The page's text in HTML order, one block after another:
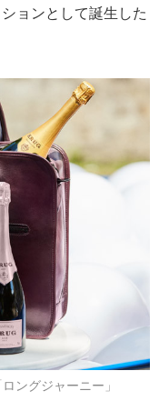
ョンとして誕生した
ングジャーニー」